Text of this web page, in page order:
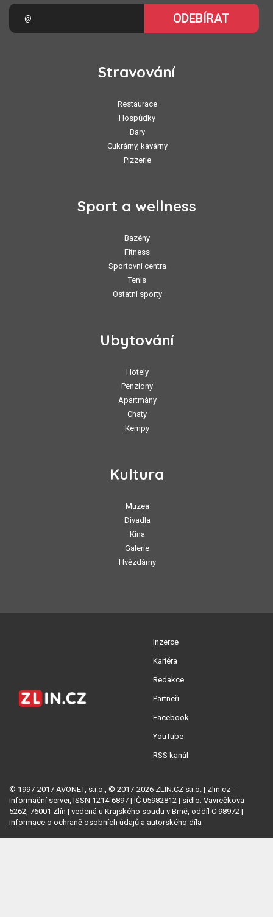
ODEBÍRAT
Stravování
Restaurace
Hospůdky
Bary
Cukrárny, kavárny
Pizzerie
Sport a wellness
Bazény
Fitness
Sportovní centra
Tenis
Ostatní sporty
Ubytování
Hotely
Penziony
Apartmány
Chaty
Kempy
Kultura
Muzea
Divadla
Kina
Galerie
Hvězdárny
Inzerce
Kariéra
Redakce
Partneři
Facebook
YouTube
RSS kanál
© 1997-2017 AVONET, s.r.o., © 2017-2026 ZLIN.CZ s.r.o. | Zlin.cz -
informační server, ISSN 1214-6897 | IČ 05982812 | sídlo: Vavrečkova
5262, 76001 Zlín | vedená u Krajského soudu v Brně, oddíl C 98972 |
informace o ochraně osobních údajů a autorského díla